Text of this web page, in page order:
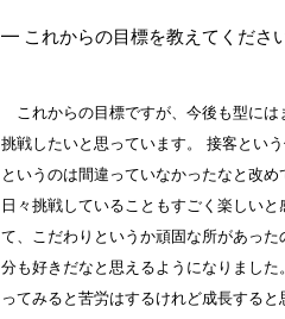
━ これからの目標を教えてください
これからの目標ですが、今後も型には
挑戦したいと思っています。 接客とい
というのは間違っていなかったなと改
日々挑戦していることもすごく楽しい
て、こだわりというか頑固な所があっ
分も好きだなと思えるようになりまし
ってみると苦労はするけれど成長する